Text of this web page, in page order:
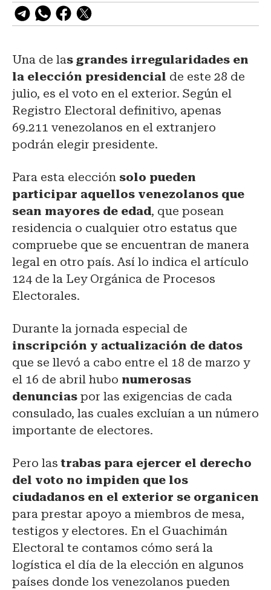
Una de las grandes irregularidades en
la elección presidencial de este 28 de
julio, es el voto en el exterior. Según el
Registro Electoral definitivo, apenas
69.211 venezolanos en el extranjero
podrán elegir presidente.
Para esta elección solo pueden
participar aquellos venezolanos que
sean mayores de edad, que posean
residencia o cualquier otro estatus que
compruebe que se encuentran de manera
legal en otro país. Así lo indica el artículo
124 de la Ley Orgánica de Procesos
Electorales.
Durante la jornada especial de
inscripción y actualización de datos
que se llevó a cabo entre el 18 de marzo y
el 16 de abril hubo numerosas
denuncias por las exigencias de cada
consulado, las cuales excluían a un número
importante de electores.
Pero las trabas para ejercer el derecho
del voto no impiden que los
ciudadanos en el exterior se organicen
para prestar apoyo a miembros de mesa,
testigos y electores. En el Guachimán
Electoral te contamos cómo será la
logística el día de la elección en algunos
países donde los venezolanos pueden